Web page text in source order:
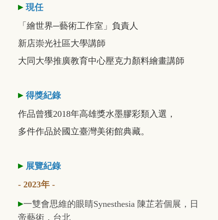
▸ 現任
「繪世界─藝術工作室」負責人
新店崇光社區大學講師
大同大學推廣教育中心壓克力顏料繪畫講師
▸ 得獎紀錄
作品曾獲2018年高雄獎水墨膠彩類入選，
多件作品於國立臺灣美術館典藏。
▸ 展覽紀錄
- 2023年 -
▸一雙會思維的眼睛Synesthesia 陳芷若個展，日
帝藝術，台北